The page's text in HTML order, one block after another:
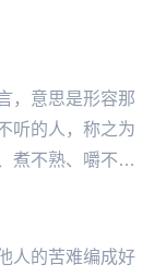
，意思是形容那
听的人，称之为
煮不熟、嚼不烂
人的苦难编成好